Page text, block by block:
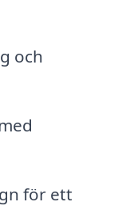
och
för ett